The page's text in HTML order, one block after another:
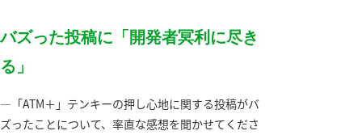
バズった投稿に「開発者冥利に尽き
る」
―「ATM＋」テンキーの押し心地に関する投稿がバ
ズったことについて、率直な感想を聞かせてくださ